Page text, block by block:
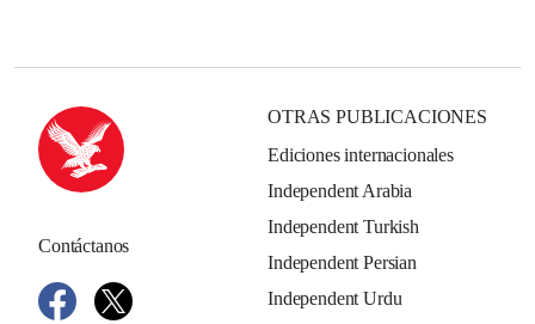
Contáctanos
OTRAS PUBLICACIONES
Ediciones internacionales
Independent Arabia
Independent Turkish
Independent Persian
Independent Urdu